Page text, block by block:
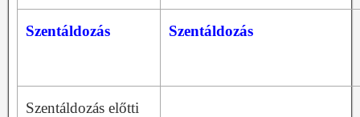
Szentáldozás Szentáldozás
Szentáldozás előtti